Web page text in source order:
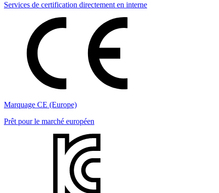
Services de certification directement en interne
Marquage CE (Europe)
Prêt pour le marché européen